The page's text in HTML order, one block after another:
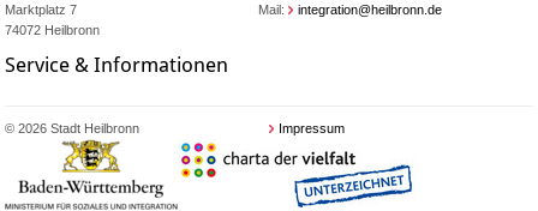
Marktplatz 7
74072 Heilbronn
Mail:
integration@heilbronn.de
Service & Informationen
© 2026 Stadt Heilbronn Impressum